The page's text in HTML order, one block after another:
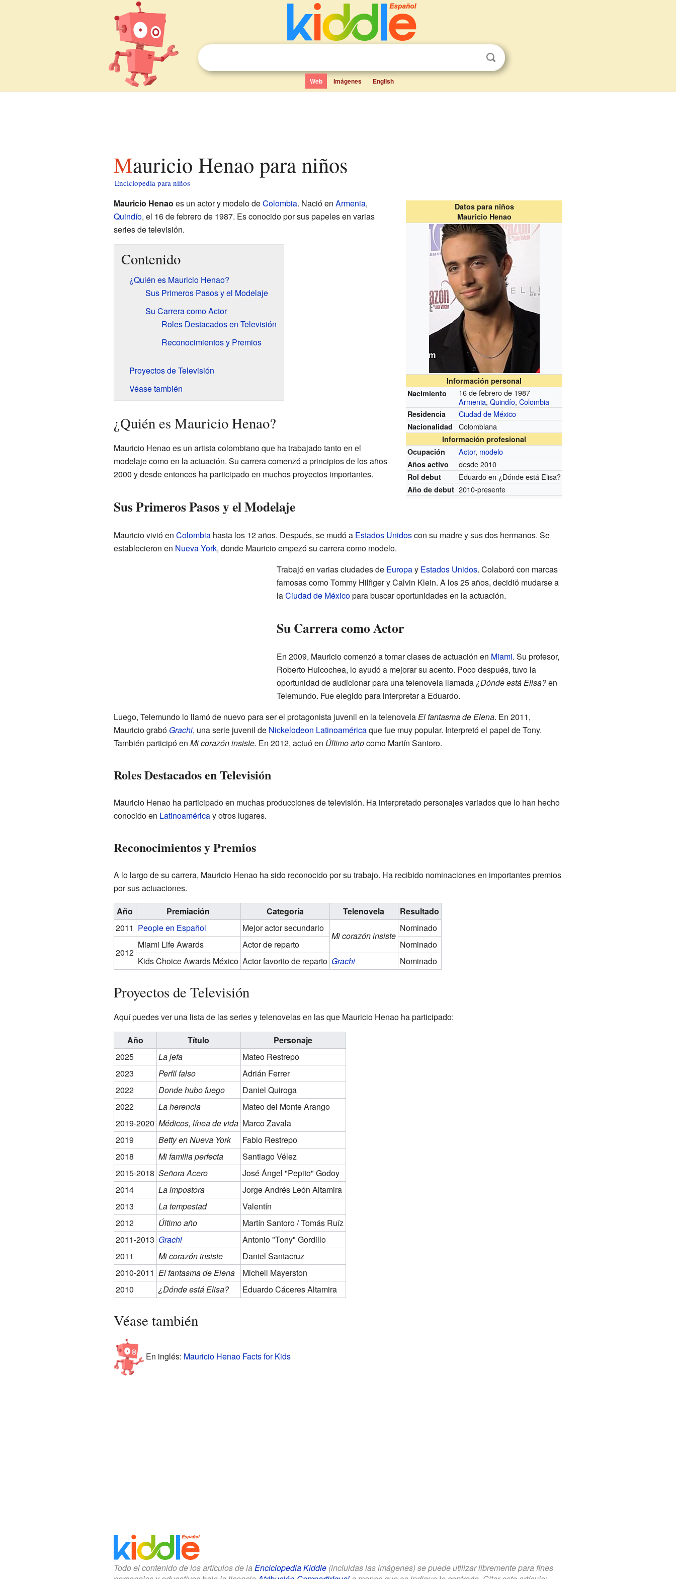
Web Imágenes English
Mauricio Henao para niños
Enciclopedia para niños
Datos para niños
Mauricio Henao
Información personal
Nacimiento
16 de febrero de 1987
Armenia,Quindío,Colombia
Residencia Ciudad de México
Nacionalidad Colombiana
Información profesional
Ocupación
Actor, modelo
Años activo desde 2010
Rol debut Eduardo en ¿Dónde está Elisa?
Año de debut 2010-presente
Mauricio Henao es un actor y modelo deColombia. Nació en Armenia,
Quindío, el 16 de febrero de 1987. Es conocido por sus papeles en varias
series de televisión.
Contenido
¿Quién es Mauricio Henao?
Sus Primeros Pasos y el Modelaje
Su Carrera como Actor
Roles Destacados en Televisión
Reconocimientos y Premios
Proyectos de Televisión
Véase también
¿Quién es Mauricio Henao?
Mauricio Henao es un artista colombiano que ha trabajado tanto en el
modelaje como en la actuación. Su carrera comenzó a principios de los años
2000 y desde entonces ha participado en muchos proyectos importantes.
Sus Primeros Pasos y el Modelaje
Mauricio vivió en Colombiahasta los 12 años. Después, se mudó a Estados Unidoscon su madre y sus dos hermanos. Se
establecieron en Nueva York, donde Mauricio empezó su carrera como modelo.
Trabajó en varias ciudades de Europay Estados Unidos. Colaboró con marcas
famosas como Tommy Hilfiger y Calvin Klein. A los 25 años, decidió mudarse a
laCiudad de Méxicopara buscar oportunidades en la actuación.
Su Carrera como Actor
En 2009, Mauricio comenzó a tomar clases de actuación en Miami. Su profesor,
Roberto Huicochea, lo ayudó a mejorar su acento. Poco después, tuvo la
oportunidad de audicionar para una telenovela llamada¿Dónde está Elisa?en
Telemundo. Fue elegido para interpretar a Eduardo.
Luego, Telemundo lo llamó de nuevo para ser el protagonista juvenil en la telenovelaEl fantasma de Elena. En 2011,
Mauricio grabó Grachi, una serie juvenil de Nickelodeon Latinoaméricaque fue muy popular. Interpretó el papel de Tony.
También participó en Mi corazón insiste. En 2012, actuó en Último añocomo Martín Santoro.
Roles Destacados en Televisión
Mauricio Henao ha participado en muchas producciones de televisión. Ha interpretado personajes variados que lo han hecho
conocido en Latinoaméricay otros lugares.
Reconocimientos y Premios
A lo largo de su carrera, Mauricio Henao ha sido reconocido por su trabajo. Ha recibido nominaciones en importantes premios
por sus actuaciones.
Año
Premiación Categoría Telenovela
Resultado
2011 People en Español Mejor actor secundario
Mi corazón insiste
Nominado
2012
Miami Life Awards Actor de reparto
Nominado
Kids Choice Awards México Actor favorito de reparto Grachi Nominado
Proyectos de Televisión
Aquí puedes ver una lista de las series y telenovelas en las que Mauricio Henao ha participado:
Año
Título
Personaje
2025
La jefa
Mateo Restrepo
2023
Perfil falso
Adrián Ferrer
2022
Donde hubo fuego
Daniel Quiroga
2022
La herencia
Mateo del Monte Arango
2019-2020 Médicos, línea de vida Marco Zavala
2019
Betty en Nueva York
Fabio Restrepo
2018
Mi familia perfecta
Santiago Vélez
2015-2018 Señora Acero
José Ángel "Pepito" Godoy
2014
La impostora
Jorge Andrés León Altamira
2013
La tempestad
Valentín
2012
Último año
Martín Santoro / Tomás Ruíz
2011-2013 Grachi
Antonio "Tony" Gordillo
2011
Mi corazón insiste
Daniel Santacruz
2010-2011 El fantasma de Elena
Michell Mayerston
2010
¿Dónde está Elisa? Eduardo Cáceres Altamira
Véase también
En inglés: Mauricio Henao Facts for Kids
Todo el contenido de los artículos de la Enciclopedia Kiddle(incluidas las imágenes) se puede utilizar libremente para fines